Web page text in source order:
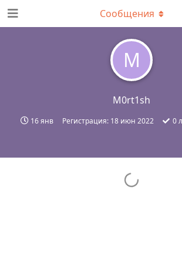
M
M0rt1sh
16 янв Регистрация: 18 июн 2022 0
Сообщения